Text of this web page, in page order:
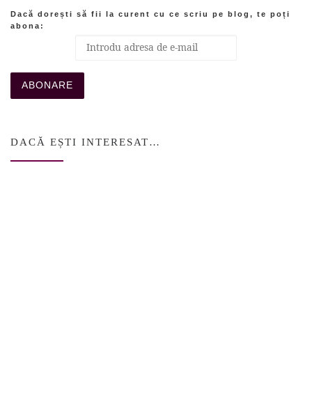
Dacă dorești să fii la curent cu ce scriu pe blog, te poți
abona:
DACĂ EȘTI INTERESAT…